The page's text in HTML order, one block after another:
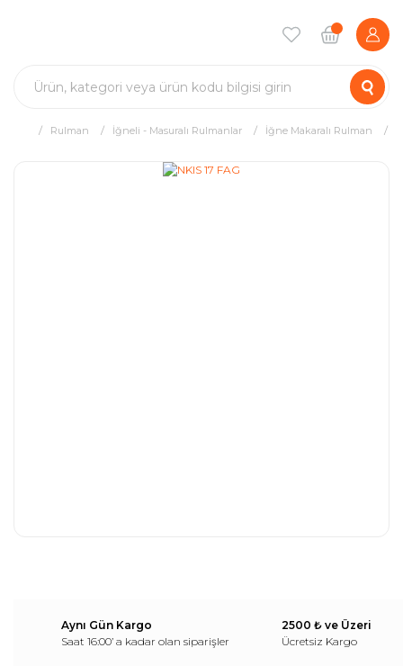
Rulman İğneli - Masuralı Rulmanlar İğne Makaralı Rulman
Aynı Gün Kargo
Saat 16:00’ a kadar olan siparişler
2500 ₺ ve Üzeri
Ücretsiz Kargo